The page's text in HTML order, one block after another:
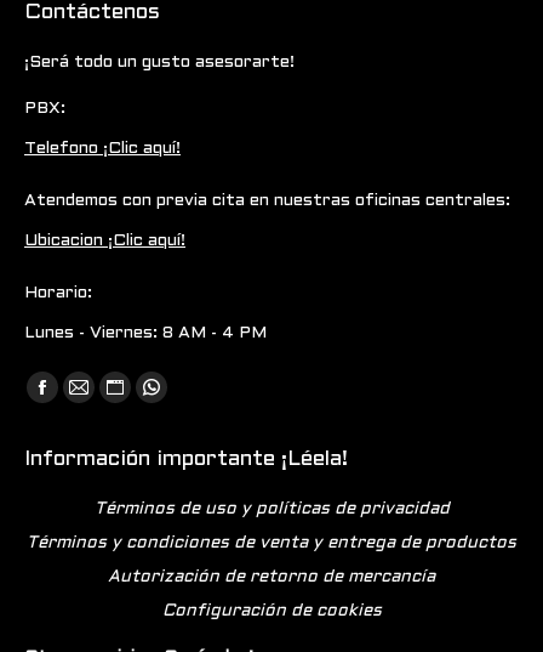
Contáctenos
¡Será todo un gusto asesorarte!
PBX:
Telefono ¡Clic aquí!
Atendemos con previa cita en nuestras oficinas centrales:
Ubicacion ¡Clic aquí!
Horario:
Lunes - Viernes: 8 AM - 4 PM
Encuéntranos en:
Facebook
opens
Mail
opens
Sitio
page
Whatsapp
opens
Información importante ¡Léela!
Términos de uso y políticas de privacidad
Términos y condiciones de venta y entrega de productos
Autorización de retorno de mercancía
Configuración de cookies